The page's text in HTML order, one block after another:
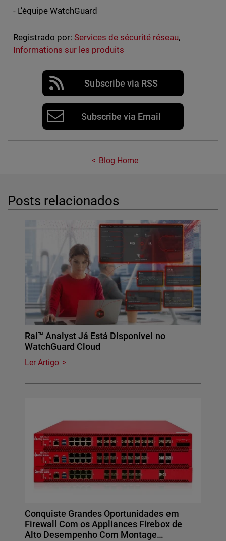
- L’équipe WatchGuard
Registrado por: Services de sécurité réseau,
Informations sur les produits
Subscribe via RSS
Subscribe via Email
Blog Home
Posts relacionados
Rai™ Analyst Já Está Disponível no
WatchGuard Cloud
Ler Artigo
Conquiste Grandes Oportunidades em
Firewall Com os Appliances Firebox de
Alto Desempenho Com Montage…